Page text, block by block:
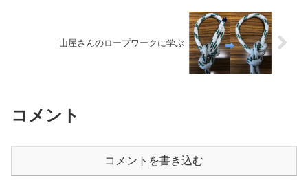
山屋さんのロープワークに学ぶ
コメント
コメントを書き込む